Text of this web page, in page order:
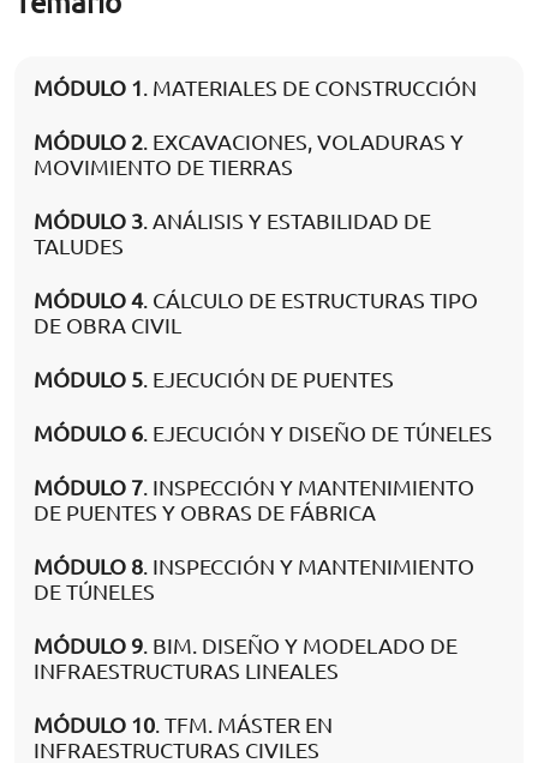
MÓDULO 1. MATERIALES DE CONSTRUCCIÓN
MÓDULO 2. EXCAVACIONES, VOLADURAS Y
MOVIMIENTO DE TIERRAS
MÓDULO 3. ANÁLISIS Y ESTABILIDAD DE
TALUDES
MÓDULO 4. CÁLCULO DE ESTRUCTURAS TIPO
DE OBRA CIVIL
MÓDULO 5. EJECUCIÓN DE PUENTES
MÓDULO 6. EJECUCIÓN Y DISEÑO DE TÚNELES
MÓDULO 7. INSPECCIÓN Y MANTENIMIENTO
DE PUENTES Y OBRAS DE FÁBRICA
MÓDULO 8. INSPECCIÓN Y MANTENIMIENTO
DE TÚNELES
MÓDULO 9. BIM. DISEÑO Y MODELADO DE
INFRAESTRUCTURAS LINEALES
MÓDULO 10. TFM. MÁSTER EN
INFRAESTRUCTURAS CIVILES